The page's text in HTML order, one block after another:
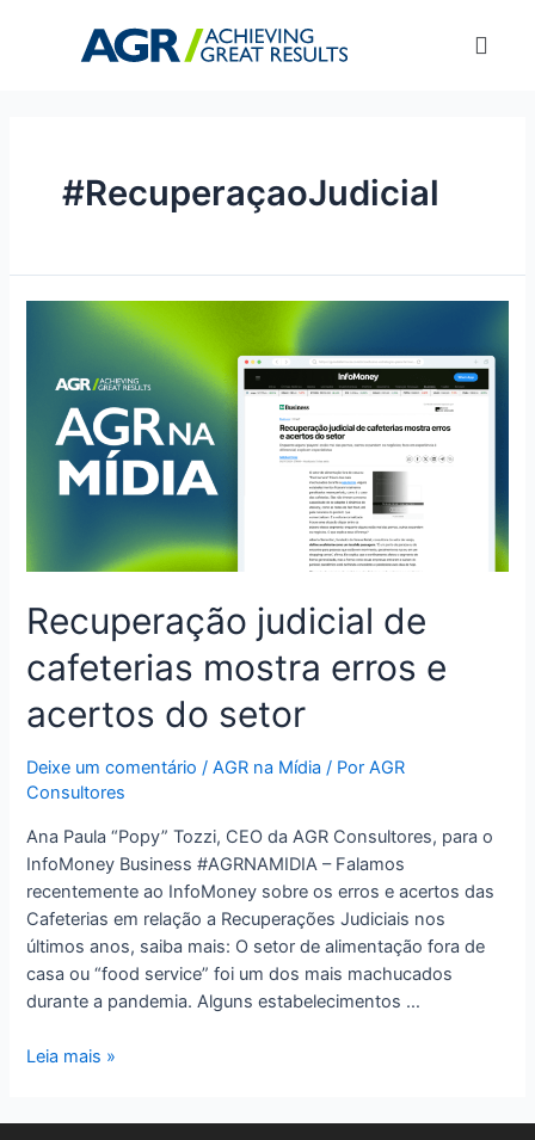
#RecuperaçaoJudicial
Recuperação judicial de
cafeterias mostra erros e
acertos do setor
Deixe um comentário /AGR na Mídia / PorAGR
Consultores
Ana Paula “Popy” Tozzi, CEO da AGR Consultores, para o
InfoMoney Business #AGRNAMIDIA – Falamos
recentemente ao InfoMoney sobre os erros e acertos das
Cafeterias em relação a Recuperações Judiciais nos
últimos anos, saiba mais: O setor de alimentação fora de
casa ou “food service” foi um dos mais machucados
durante a pandemia. Alguns estabelecimentos …
Leia mais »